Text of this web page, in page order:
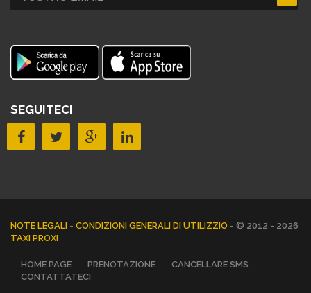
SEGUITECI
NOTE LEGALI - CONDIZIONI GENERALI DI UTILIZZIO - © 2012 - 2026
TAXI PROXI
HOME PAGE PRENOTAZIONE
CANCELLARE SMS
CONTATTATECI